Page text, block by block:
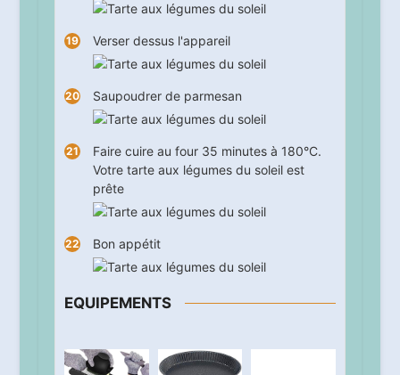
Verser dessus l'appareil
Saupoudrer de parmesan
Faire cuire au four 35 minutes à 180°C.
Votre tarte aux légumes du soleil est
prête
Bon appétit
EQUIPEMENTS